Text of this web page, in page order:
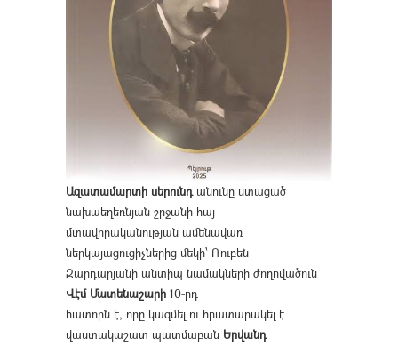
Ազատամարտի սերունդանունը ստացած
նախաեղեռնյան շրջանի հայ
մտավորականության ամենավառ
ներկայացուցիչներից մեկի՝ Ռուբեն
Զարդարյանի անտիպ նամակների ժողովածուն
Վէմ Մատենաշարի 10-րդ
հատորն է, որը կազմել ու հրատարակել է
վաստակաշատ պատմաբան Երվանդ